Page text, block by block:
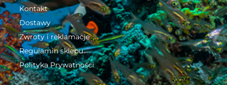
Kontakt
Dostawy
Zwroty i reklamacje
Regulamin sklepu
Polityka Prywatności